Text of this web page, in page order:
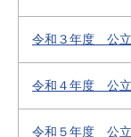
令和３年度 公立
令和４年度 公立
令和５年度 公立